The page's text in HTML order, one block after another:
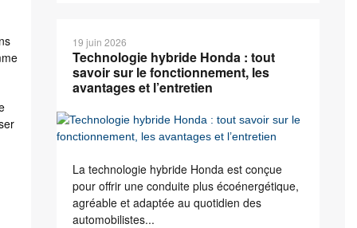
19 juin 2026
Technologie hybride Honda : tout
savoir sur le fonctionnement, les
avantages et l’entretien
La technologie hybride Honda est conçue
pour offrir une conduite plus écoénergétique,
agréable et adaptée au quotidien des
automobilistes...